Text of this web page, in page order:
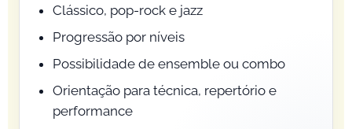
Clássico, pop-rock e jazz
Progressão por níveis
Possibilidade de ensemble ou combo
Orientação para técnica, repertório e
performance